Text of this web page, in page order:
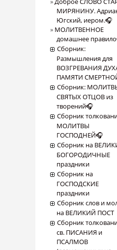
МИРЯНИНУ.
Югский, иером.🎧
МОЛИТВЕННОЕ
домашнее
Сборник:
Размышления для
ВОЗГРЕВАНИЯ
ПАМЯТИ
Сборник:
СВЯТЫХ ОТЦОВ из
творений🎧
Сборник
МОЛИТВЫ
ГОСПОДНЕЙ🎧
Сборник на
БОГОРОДИЧНЫЕ
праздники
Сборник на
ГОСПОДСКИЕ
праздники
Сборник слов и
на ВЕЛИКИЙ ПОСТ
Сборник
св. ПИСАНИЯ и
ПСАЛМОВ